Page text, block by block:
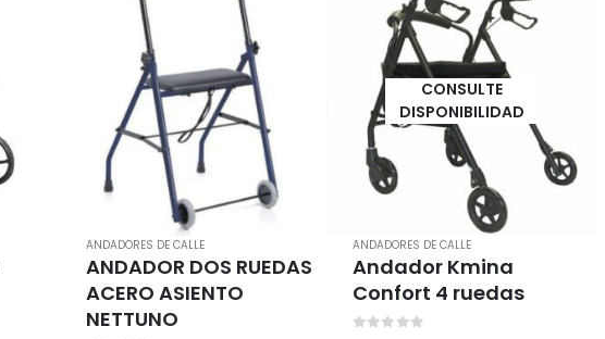
ANDADORES DE CALLE
ANDADOR DOS RUEDAS
ACERO ASIENTO
NETTUNO
CONSULTE
DISPONIBILIDAD
ANDADORES DE CALLE
Andador Kmina
Confort 4 ruedas